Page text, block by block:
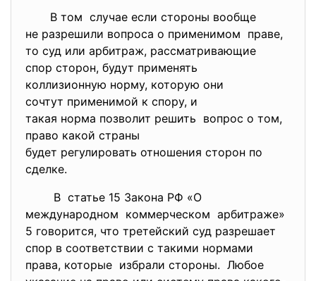
В том случае если стороны вообще
не разрешили вопроса о применимом праве,
то суд или арбитраж, рассматривающие
спор сторон, будут применять
коллизионную норму, которую они
сочтут применимой к спору, и
такая норма позволит решить вопрос о том,
право какой страны
будет регулировать отношения сторон по
сделке.
В статье 15 Закона РФ «О
международном коммерческом арбитраже»
5 говорится, что третейский суд разрешает
спор в соответствии с такими нормами
права, которые избрали стороны. Любое